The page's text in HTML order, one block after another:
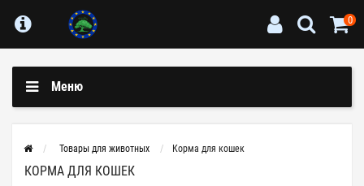
0
Меню
Товары для животных Корма для кошек
КОРМА ДЛЯ КОШЕК